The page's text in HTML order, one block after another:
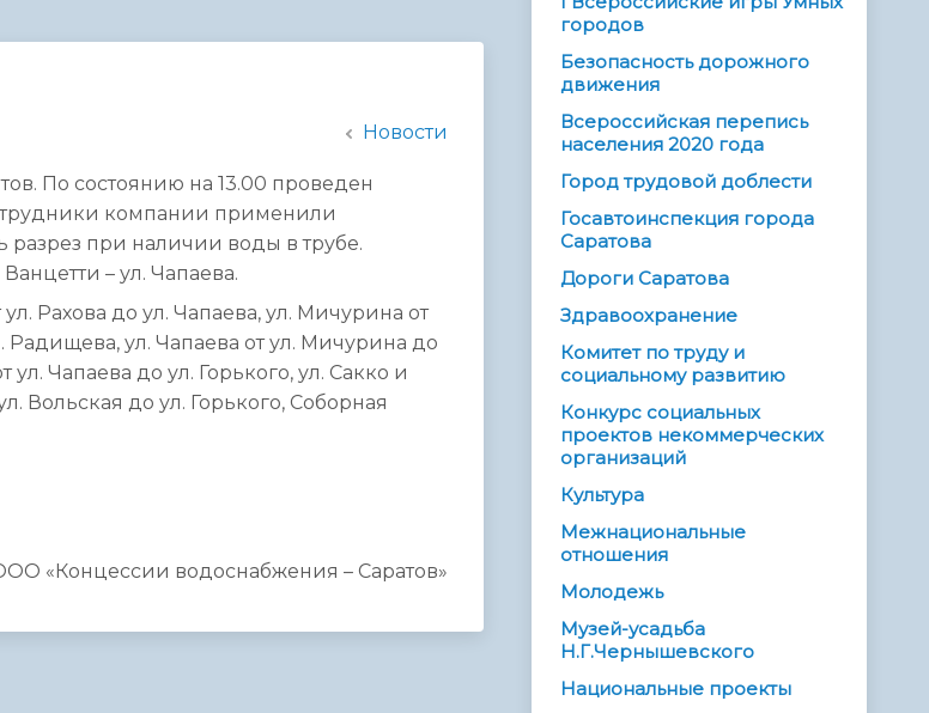
Новости
По состоянию на 13.00 проведен
компании применили
при наличии воды в трубе.
– ул. Чапаева.
Рахова до ул. Чапаева, ул. Мичурина от
Радищева, ул. Чапаева от ул. Мичурина до
Чапаева до ул. Горького, ул. Сакко и
Вольская до ул. Горького, Соборная
«Концессии водоснабжения – Саратов»
городов
Безопасность дорожного
движения
Всероссийская перепись
населения 2020 года
Город трудовой доблести
Госавтоинспекция города
Саратова
Дороги Саратова
Здравоохранение
Комитет по труду и
социальному развитию
Конкурс социальных
проектов некоммерческих
организаций
Культура
Межнациональные
отношения
Молодежь
Музей-усадьба
Н.Г.Чернышевского
Национальные проекты